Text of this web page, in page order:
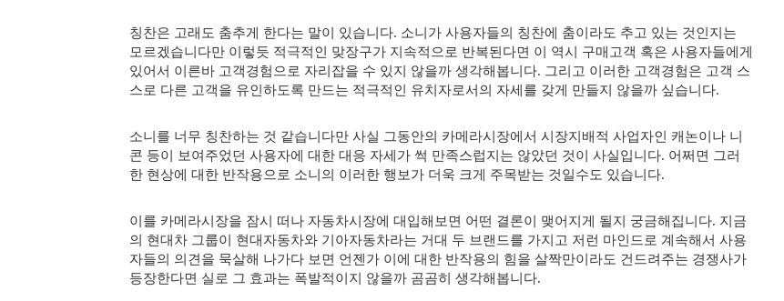
칭찬은 고래도 춤추게 한다는 말이 있습니다. 소니가 사용자들의 칭찬에 춤이라도 추고 있는 것인지는
모르겠습니다만 이렇듯 적극적인 맞장구가 지속적으로 반복된다면 이 역시 구매고객 혹은 사용자들에게
있어서 이른바 고객경험으로 자리잡을 수 있지 않을까 생각해봅니다. 그리고 이러한 고객경험은 고객 스
스로 다른 고객을 유인하도록 만드는 적극적인 유치자로서의 자세를 갖게 만들지 않을까 싶습니다.
소니를 너무 칭찬하는 것 같습니다만 사실 그동안의 카메라시장에서 시장지배적 사업자인 캐논이나 니
콘 등이 보여주었던 사용자에 대한 대응 자세가 썩 만족스럽지는 않았던 것이 사실입니다. 어쩌면 그러
한 현상에 대한 반작용으로 소니의 이러한 행보가 더욱 크게 주목받는 것일수도 있습니다.
이를 카메라시장을 잠시 떠나 자동차시장에 대입해보면 어떤 결론이 맺어지게 될지 궁금해집니다. 지금
의 현대차 그룹이 현대자동차와 기아자동차라는 거대 두 브랜드를 가지고 저런 마인드로 계속해서 사용
자들의 의견을 묵살해 나가다 보면 언젠가 이에 대한 반작용의 힘을 살짝만이라도 건드려주는 경쟁사가
등장한다면 실로 그 효과는 폭발적이지 않을까 곰곰히 생각해봅니다.